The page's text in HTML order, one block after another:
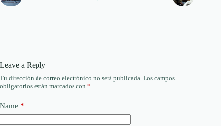
Leave a Reply
Tu dirección de correo electrónico no será publicada. Los campos
obligatorios están marcados con *
Name *